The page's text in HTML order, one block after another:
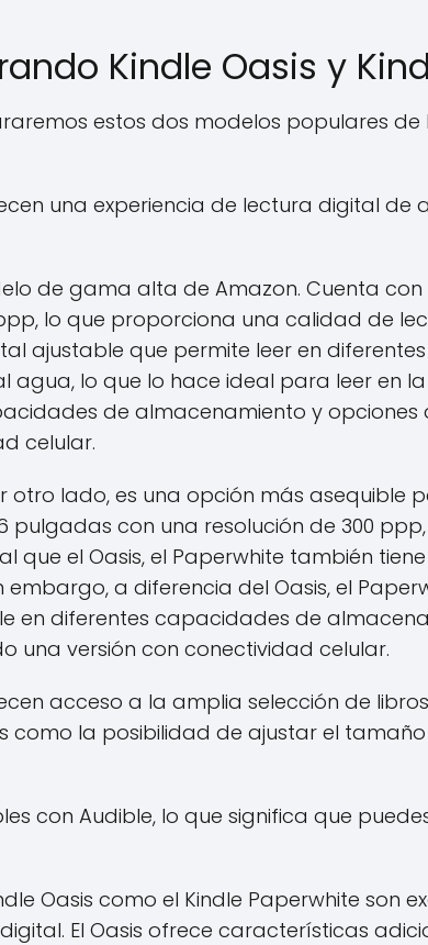
Kindle Oasis y
estos dos modelos populares
una experiencia de lectura digital de
de gama alta de Amazon. Cuenta
lo que proporciona una calidad de
ajustable que permite leer en
agua, lo que lo hace ideal para leer en
de almacenamiento y opciones
celular.
otro lado, es una opción más asequible
pulgadas con una resolución de 300
que el Oasis, el Paperwhite también
embargo, a diferencia del Oasis, el
en diferentes capacidades de
una versión con conectividad celular.
acceso a la amplia selección de
como la posibilidad de ajustar el
con Audible, lo que significa que
Oasis como el Kindle Paperwhite son
El Oasis ofrece características